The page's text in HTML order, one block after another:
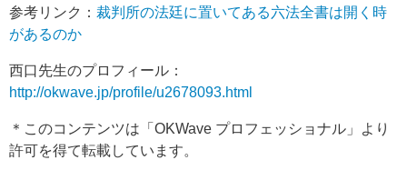
参考リンク： 裁判所の法廷に置いてある六法全書は開く時
があるのか
西口先生のプロフィール：
http://okwave.jp/profile/u2678093.html
＊このコンテンツは「OKWave プロフェッショナル」より
許可を得て転載しています。